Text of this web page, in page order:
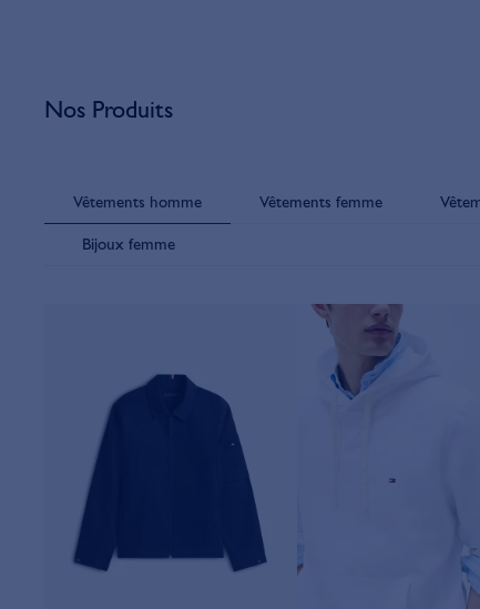
Nos Produits
Vêtements homme Vêtements femme
Bijoux femme